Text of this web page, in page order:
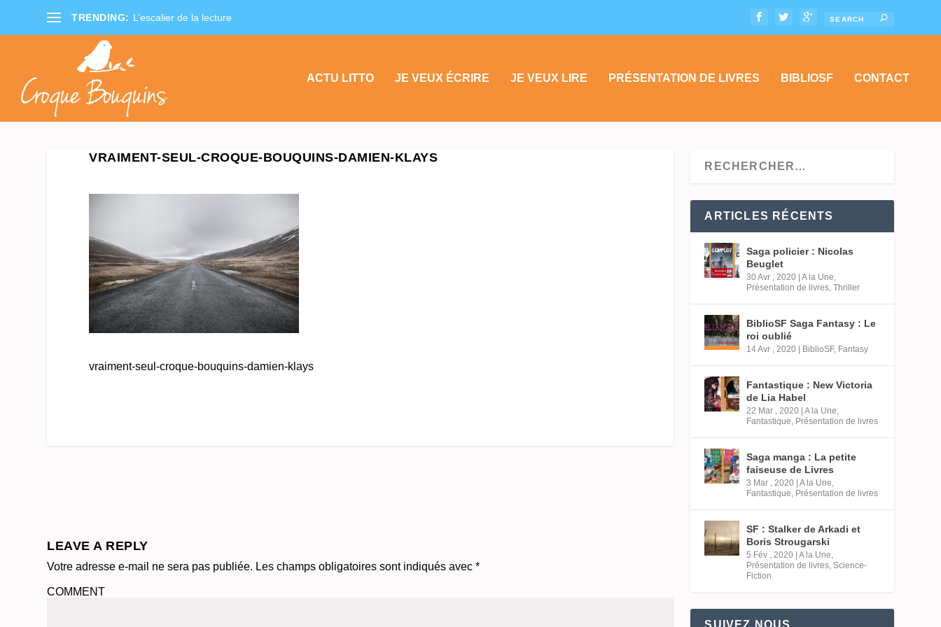
TRENDING: L’escalier de la lecture
ACTU LITTO JE VEUX ÉCRIRE JE VEUX LIRE PRÉSENTATION DE LIVRES BIBLIOSF CONTACT
VRAIMENT-SEUL-CROQUE-BOUQUINS-DAMIEN-KLAYS
vraiment-seul-croque-bouquins-damien-klays
LEAVE A REPLY
Votre adresse e-mail ne sera pas publiée. Les champs obligatoires sont indiqués avec*
COMMENT
ARTICLES RÉCENTS
Saga policier : Nicolas
Beuglet
30 Avr , 2020 |A la Une,
Présentation de livres,Thriller
BiblioSF Saga Fantasy : Le
roi oublié
14 Avr , 2020 BiblioSF, Fantasy
Fantastique : New Victoria
de Lia Habel
22 Mar , 2020 |A la Une,
Fantastique, Présentation de livres
Saga manga : La petite
faiseuse de Livres
3 Mar , 2020 |A la Une,
Fantastique, Présentation de livres
SF : Stalker de Arkadi et
Boris Strougarski
5 Fév , 2020 |A la Une,
Présentation de livres,Science-
Fiction
SUIVEZ NOUS